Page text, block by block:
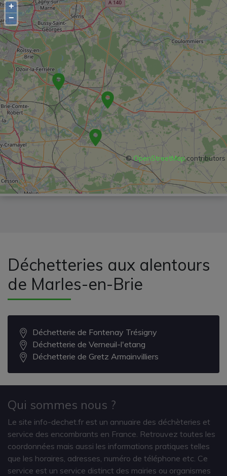
+
−
©OpenStreetMapcontributors
Déchetteries aux alentours
de Marles-en-Brie
Déchetterie de Fontenay Trésigny
Déchetterie de Verneuil-l'etang
Déchetterie de Gretz Armainvilliers
Qui sommes nous ?
Le site info-dechet.fr est un annuaire des déchèteries et
service des encombrants en France. Retrouvez toutes les
coordonnées mais aussi les informations pratiques telles
que les horaires, adresses, numéro de téléphone etc. Ce
service est un service distinct des mairies ou organismes